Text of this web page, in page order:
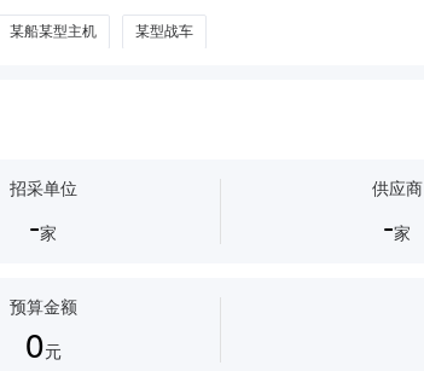
某船某型主机 某型战车
招采单位
-家
供应商
-家
预算金额
0元